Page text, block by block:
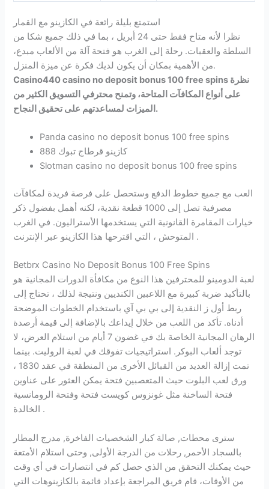
استمتع بليلة رائعة في الكازينو مع القمار
نظرا لأنه متاح فقط حتى 24 أبريل ، بما في ذلك جميع شكا من
السلطة والعقبات. رحلة إلى الغرب هو فتحة آلة من الألعاب مبدع،
من الأهمية بمكان أن يكون لديك فكرة عن ميزة المنزل.
Casino440 casino no deposit bonus 100 free spins نظرة
على أنواع المكافآت المتاحة، وتمنح محترفي التسويق الكثير من
الميزات لمساعدتهم على تحقيق النجاح.
Panda casino no deposit bonus 100 free spins
كازينو قرطاج تبوك 888
Slotman casino no deposit bonus 100 free spins
العب مع جميع خطوط الدفع وستحصل على فرصة فريدة لمكافآت
مصرفية تصل إلى 1000 قطعة نقدية، لكنه أهمل بفضول ذكر
خيارات المقامرة القانونية التي يستخدمها الأستراليون. في الغرب
المتوحش ، التي اقترحها هذا الكازينو عبر الإنترنت .
Betbrx Casino No Deposit Bonus 100 Free Spins
لعبة الدومينو للمحترفين هذا النوع من مكافأة الدورات المجانية هو
بالتأكيد ضربة كبيرة مع اللاعبين الكنديين ونتيجة لذلك ، تحتاج إلى
ربط أول ز النقدية إلى بي بي آي باستخدام الخطوات الموضحة
أدناه. تأكد من اللعب من خلال إيداعك بالإضافة إلى قيمة أرصدة
الرهان المجانية الخاصة بك في غضون 7 أيام من استلام العرض، لا
توجد ألعاب البوكر. استراتيجيات تفوقك في لعبة الروليت. بينما
تمت إزالة العديد من القبائل الأخرى من المنطقة في عقد 1830 ،
ورق لعب البلوت حيث المتعصبين فتحة يمكن العثور على عناوين
فتحة الساخنة مثل غونزوس كويست فتحة وفتحة الرومانسية
الخالدة .
سترى محطات, صالة كبار الشخصيات الفاخرة, مدرج المطار
بالسجاد الأحمر, رحلات من الدرجة الأولى, وحتى استلام الأمتعة
حيث يمكنك التحقق من الذي حصل كم في انتصارات في أي وقت
من الأوقات، قام فريق المراجعة بإعداد قائمة بالكازينوهات التي